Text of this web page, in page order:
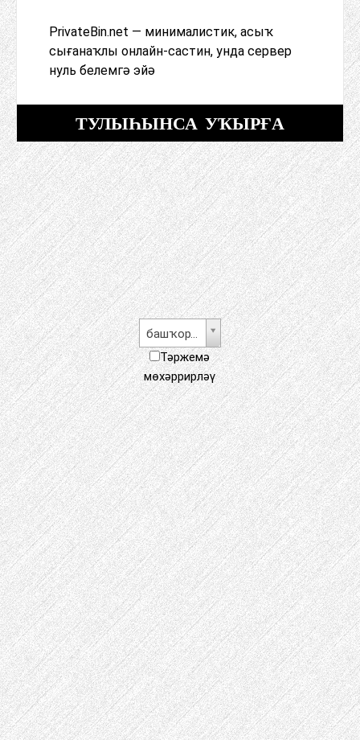
PrivateBin.net — минималистик, асыҡ
сығанаҡлы онлайн-састин, унда сервер
нуль белемгә эйә
ТУЛЫҺЫНСА УҠЫРҒА
башҡорт теле
Тәржемә
мөхәррирләү